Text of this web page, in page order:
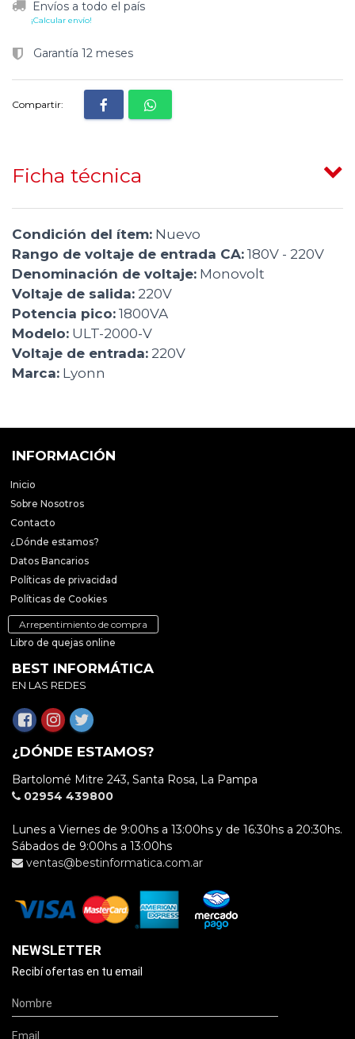
Envíos a todo el país
¡Calcular envío!
Garantía 12 meses
Compartir:
Ficha técnica
Condición del ítem: Nuevo
Rango de voltaje de entrada CA: 180V - 220V
Denominación de voltaje: Monovolt
Voltaje de salida: 220V
Potencia pico: 1800VA
Modelo: ULT-2000-V
Voltaje de entrada: 220V
Marca: Lyonn
INFORMACIÓN
Inicio
Sobre Nosotros
Contacto
¿Dónde estamos?
Datos Bancarios
Políticas de privacidad
Políticas de Cookies
Arrepentimiento de compra
Libro de quejas online
BEST INFORMÁTICA
EN LAS REDES
¿DÓNDE ESTAMOS?
Bartolomé Mitre 243, Santa Rosa, La Pampa
02954 439800
Lunes a Viernes de 9:00hs a 13:00hs y de 16:30hs a 20:30hs.
Sábados de 9:00hs a 13:00hs
ventas@bestinformatica.com.ar
NEWSLETTER
Recibí ofertas en tu email